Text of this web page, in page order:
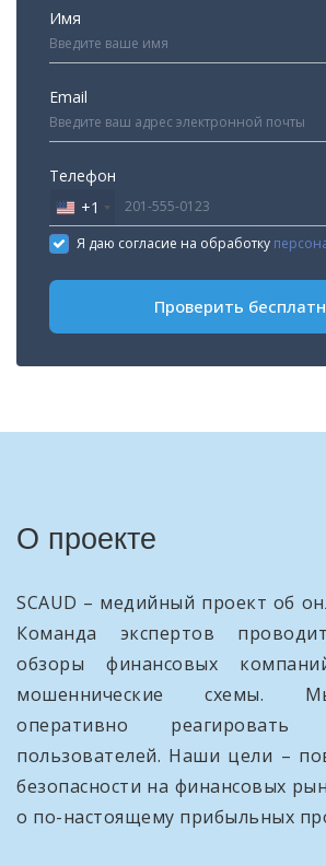
Имя
Email
Телефон
United
States
+1
+1
Я даю согласие на обработку
Проверить
О проекте
SCAUD – медийный проект об
Команда экспертов
обзоры финансовых
мошеннические схемы.
оперативно
пользователей. Наши цели –
безопасности на финансовых
о по-настоящему прибыльных